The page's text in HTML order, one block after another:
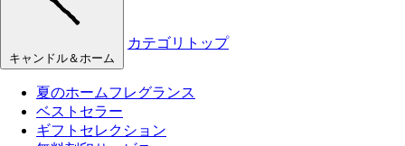
キャンドル＆ホーム
カテゴリトップ
夏のホームフレグランス
ベストセラー
ギフトセレクション